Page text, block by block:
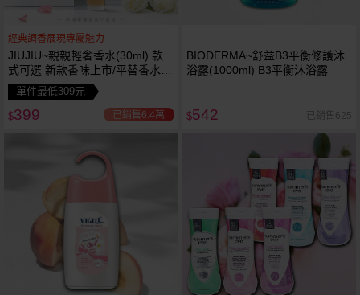
經典調香展現專屬魅力
JIUJIU~親親輕奢香水(30ml) 款
式可選 新款香味上市/平替香水/
大牌香水/大牌平替
單件最低309元
$399 已銷售6.4萬
BIODERMA~舒益B3平衡修護沐
浴露(1000ml) B3平衡沐浴露
$542 已銷售625